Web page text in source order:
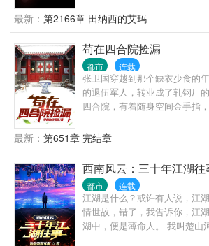
路。
最新： 第2166章 田纳西的艾玛
苟在四合院捡漏
都市 连载
张卫国穿越到那个缺衣少食的
的退伍军人，转业成了轧钢厂
四合院，有着随身空间金手指
国在这个动乱的年代，书写自己
最新： 第651章 完结章
西南风云：三十年江湖往
都市 连载
江湖是什么？或许有人说，江
情世故，错了，我告诉你，江
湖中，便是薄命人。 我叫楚山